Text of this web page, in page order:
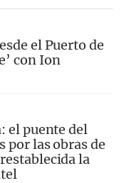
el Puerto de
con Ion
el puente del
por las obras de
la